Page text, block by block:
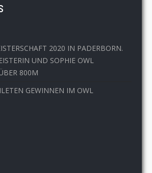
2020 IN PADERBORN.
UND SOPHIE OWL
800M
GEWINNEN IM OWL